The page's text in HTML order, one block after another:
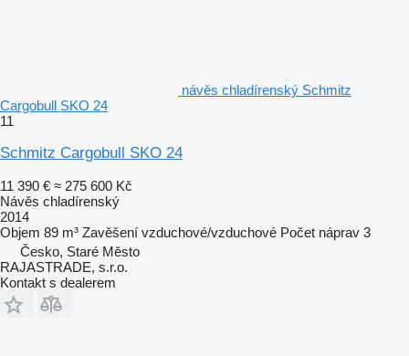
návěs chladírenský Schmitz
Cargobull SKO 24
11
Schmitz Cargobull SKO 24
11 390 € ≈ 275 600 Kč
Návěs chladírenský
2014
Objem 89 m³ Zavěšení vzduchové/vzduchové Počet náprav 3
Česko, Staré Město
RAJASTRADE, s.r.o.
Kontakt s dealerem